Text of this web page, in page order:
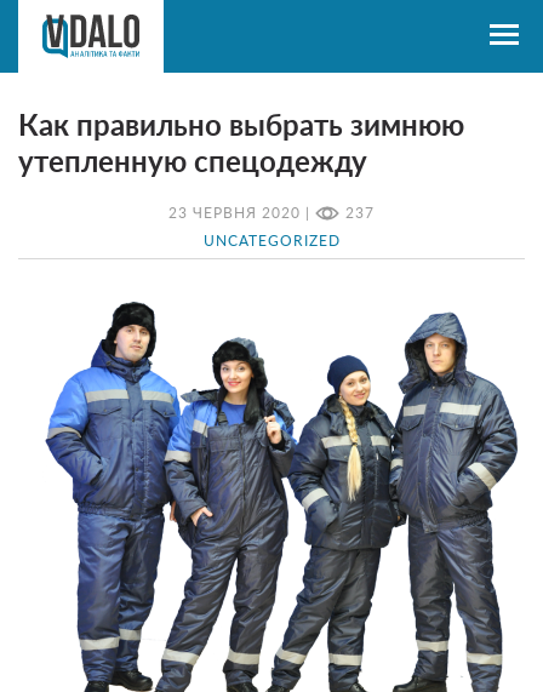
23 ЧЕРВНЯ 2020 | 237
UNCATEGORIZED
Как правильно выбрать зимнюю
утепленную спецодежду